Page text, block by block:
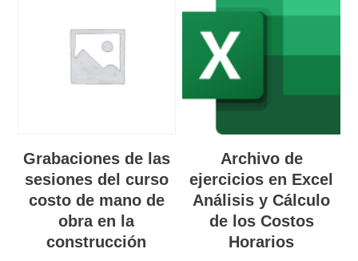
Grabaciones de las
sesiones del curso
costo de mano de
obra en la
construcción
Archivo de
ejercicios en Excel
Análisis y Cálculo
de los Costos
Horarios